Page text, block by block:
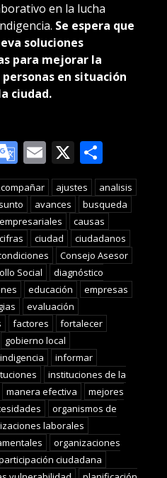
en la lucha
Se espera que
soluciones
para mejorar la
en situación
ciudad.
Google
Translate
Email
X
ajustes
analisis
avances
busqueda
causas
cifras ciudad
ciudadanos
Consejo Asesor
Social
diagnóstico
educación
empresas
evaluación
factores
fortalecer
gobierno local
indigencia
informar
instituciones de la
manera efectiva
mejores
organismos de
laborales
organizaciones
ciudadana